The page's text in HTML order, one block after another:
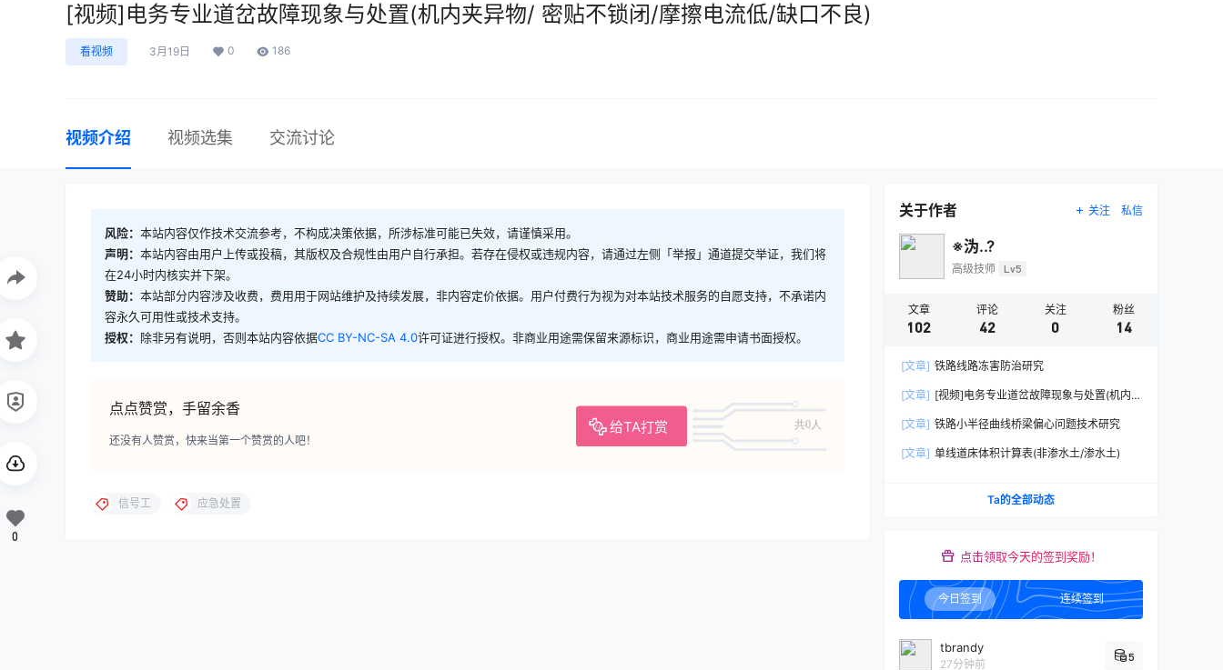
[视频]电务专业道岔故障现象与处置(机内夹异物/ 密贴不锁闭/摩擦电流低/缺口不良)
看视频 3月19日 0 186
视频介绍 视频选集 交流讨论
风险： 本站内容仅作技术交流参考，不构成决策依据，所涉标准可能已失效，请谨慎采用。
声明： 本站内容由用户上传或投稿，其版权及合规性由用户自行承担。若存在侵权或违规内容，请通过左侧「举报」通道提交举证，我们将
在24小时内核实并下架。
赞助： 本站部分内容涉及收费，费用用于网站维护及持续发展，非内容定价依据。用户付费行为视为对本站技术服务的自愿支持，不承诺内
容永久可用性或技术支持。
授权： 除非另有说明，否则本站内容依据CC BY-NC-SA 4.0许可证进行授权。非商业用途需保留来源标识，商业用途需申请书面授权。
点点赞赏，手留余香
给TA打赏 共0人
还没有人赞赏，快来当第一个赞赏的人吧！
0
信号工 应急处置
关于作者 关注 私信
※沩..?
高级技师 Lv5
文章
102
评论
42
关注
0
粉丝
14
[文章] 铁路线路冻害防治研究
[文章] [视频]电务专业道岔故障现象与处置(机内
[文章] 铁路小半径曲线桥梁偏心问题技术研究
[文章] 单线道床体积计算表(非渗水土/渗水土)
Ta的全部动态
点击领取今天的签到奖励！
今日签到 连续签到
tbrandy
27分钟前
5